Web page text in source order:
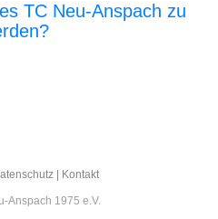
TC Neu-Anspach zu
| Kon­takt
Anspach 1975 e.V.